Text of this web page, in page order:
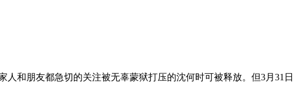
和朋友都急切的关注被无辜蒙狱打压的沈何时可被释放。但3月31日